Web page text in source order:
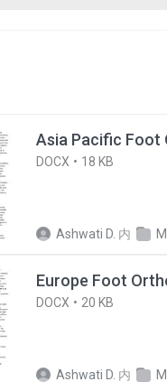
Asia Pacific
DOCX 18 KB
Ashwati D. 内
Europe Foot
DOCX 20 KB
Ashwati D. 内